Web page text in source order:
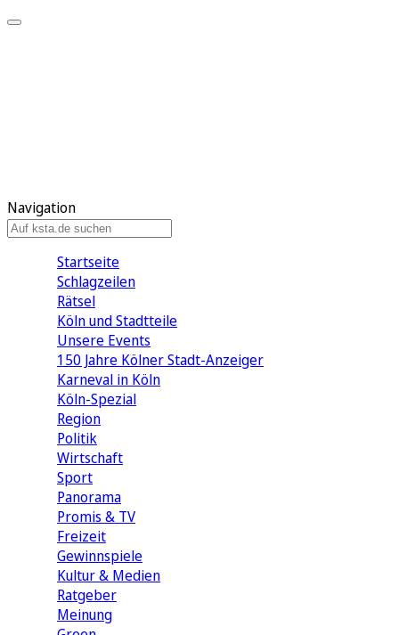
Navigation
Startseite
Schlagzeilen
Rätsel
Köln und Stadtteile
Unsere Events
150 Jahre Kölner Stadt-Anzeiger
Karneval in Köln
Köln-Spezial
Region
Politik
Wirtschaft
Sport
Panorama
Promis & TV
Freizeit
Gewinnspiele
Kultur & Medien
Ratgeber
Meinung